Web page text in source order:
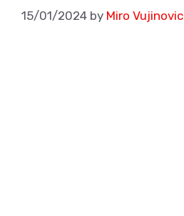
15/01/2024 by Miro Vujinovic